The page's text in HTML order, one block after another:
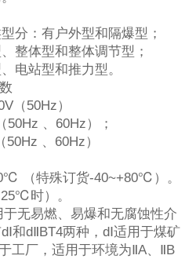
分：有户外型和隔爆型；
整体型和整体调节型；
电站型和推力型。
（50Hz）
50Hz 、60Hz）；
、60Hz）
（特殊订货-40~+80℃）。
时）。
无易燃、易爆和无腐蚀性介
和dⅡBT4两种，dⅠ适用于煤矿
工厂，适用于环境为ⅡA、ⅡB